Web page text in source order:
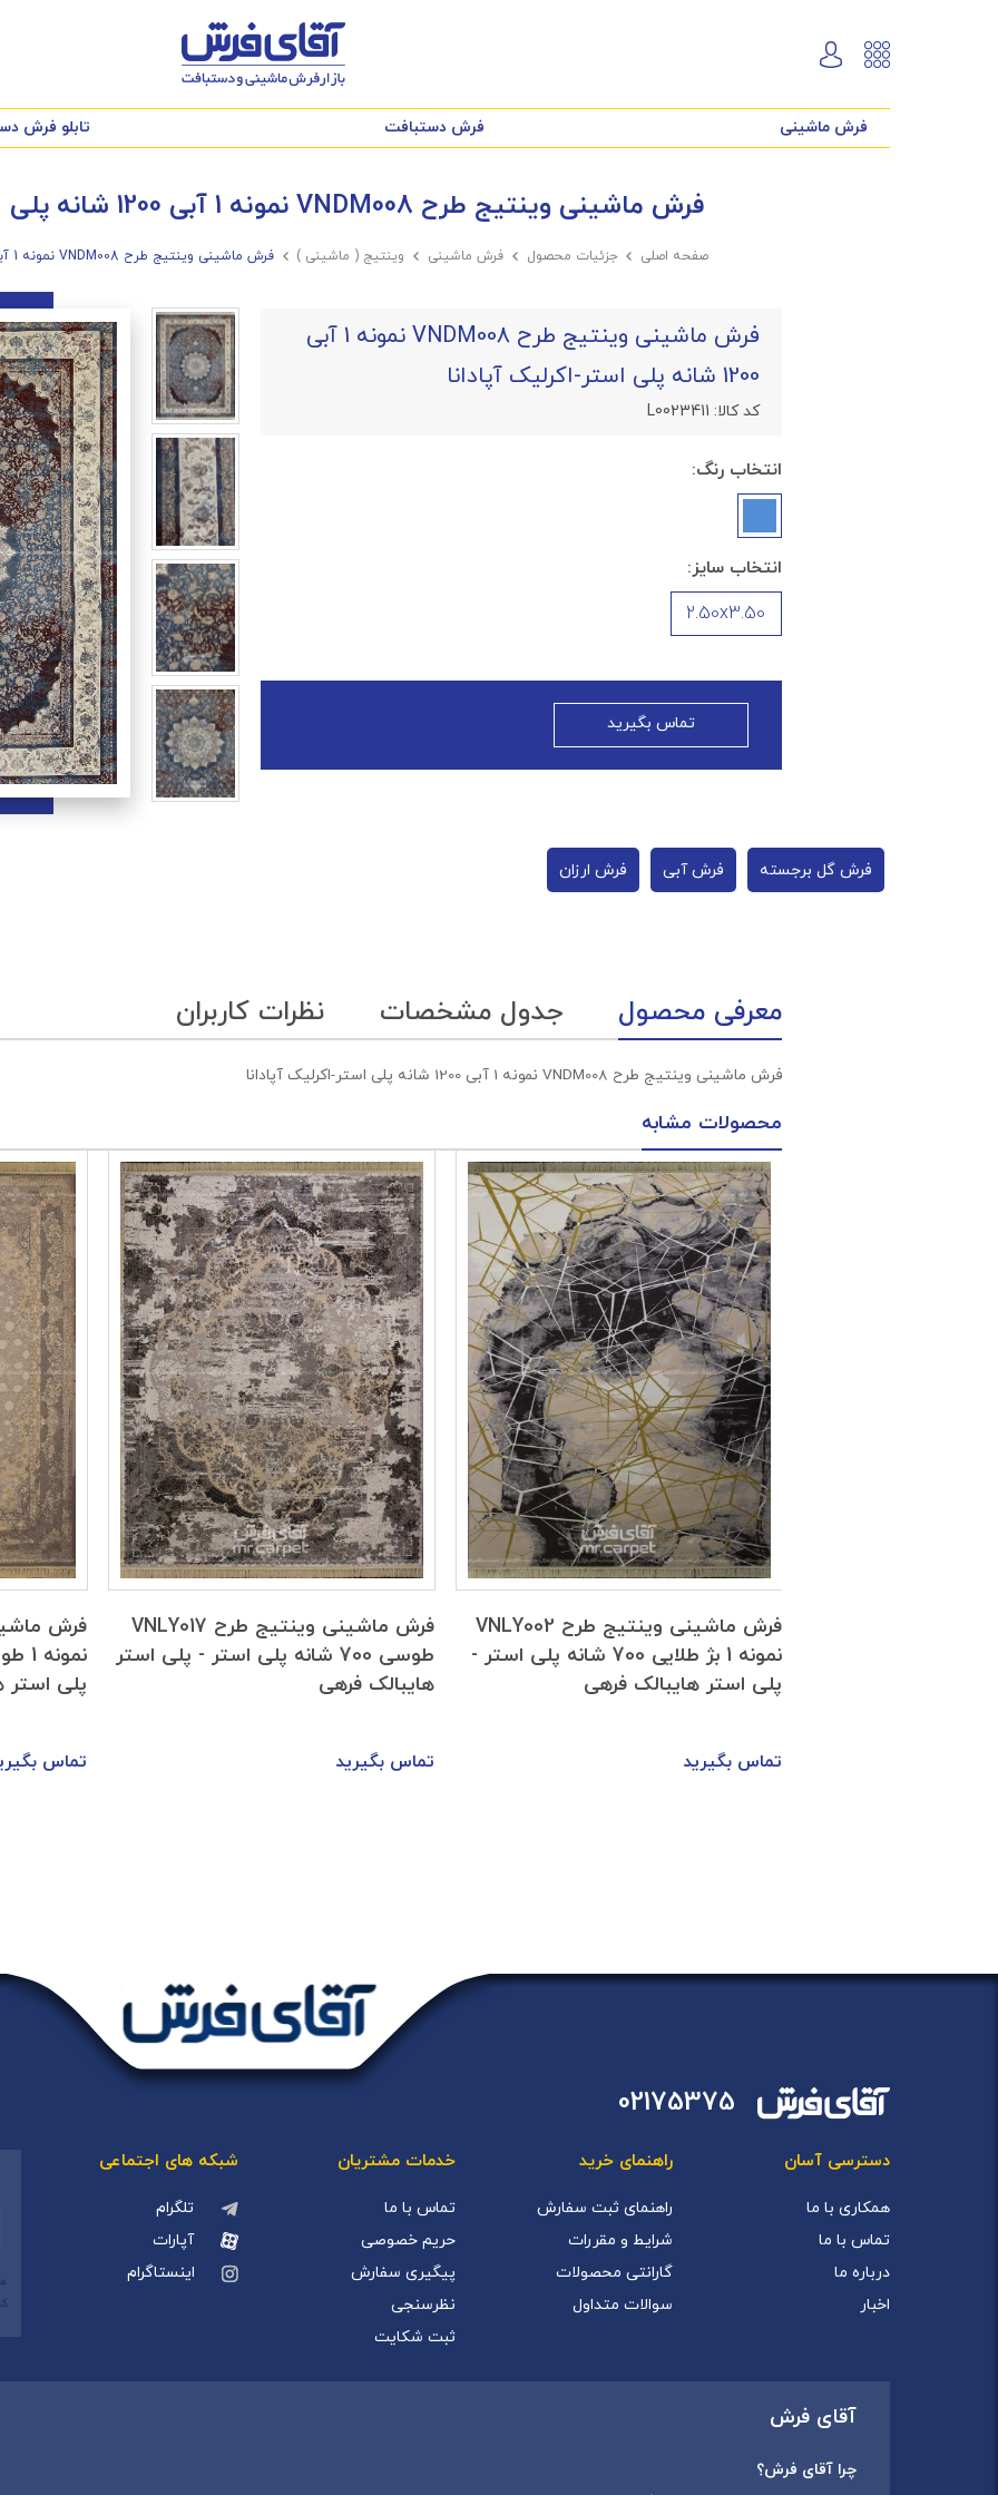
فرش ماشینی فرش دستبافت تابلو فرش
فرش ماشینی وینتیج طرح VNDM008 نمونه 1 آبی 1200 شانه پلی استر-اکرلیک آپادانا
صفحه اصلی  جزئیات محصول  فرش ماشینی  وینتیج ( ماشینی )  فرش ماشینی وینتیج طرح VNDM008 نمونه 1 آبی 1200 شانه پلی استر-اکرلیک آپادانا
فرش ماشینی وینتیج طرح VNDM008 نمونه 1 آبی
1200 شانه پلی استر-اکرلیک آپادانا
کد کالا: L0023411
انتخاب رنگ:
انتخاب سایز:
2.50x3.50
تماس بگیرید
فرش گل برجسته فرش آبی فرش ارزان
معرفی محصول جدول مشخصات نظرات کاربران
فرش ماشینی وینتیج طرح VNDM008 نمونه 1 آبی 1200 شانه پلی استر-اکرلیک آپادانا
محصولات مشابه
فرش ماشینی وینتیج طرح VNLY002
نمونه 1 بژ طلایی 700 شانه پلی استر -
پلی استر هایبالک فرهی
تماس بگیرید
فرش ماشینی وینتیج طرح VNLY017
طوسی 700 شانه پلی استر - پلی استر
هایبالک فرهی
تماس بگیرید
پلی استر
تماس
02175375
دسترسی آسان
همکاری با ما
تماس با ما
درباره ما
اخبار
راهنمای خرید
راهنمای ثبت سفارش
شرایط و مقررات
گارانتی محصولات
سوالات متداول
خدمات مشتریان
تماس با ما
حریم خصوصی
پیگیری سفارش
نظرسنجی
ثبت شکایت
شبکه های اجتماعی
تلگرام
آپارات
اینستاگرام
آقای فرش
چرا آقای فرش؟